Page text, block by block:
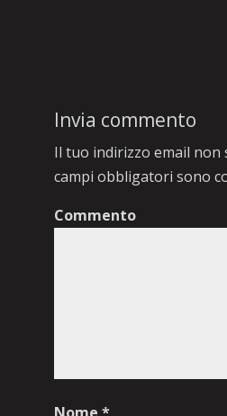
Invia commento
Il tuo indirizzo email non
campi obbligatori sono
Commento